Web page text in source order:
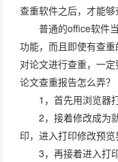
查重软件之后，才能够
普通的office软件
功能，而且即使有查
对论文进行查重，一
论文查重报告怎么弄？
1，首先用浏览器
2，接着修改成为
印，进入打印修改预览
3，再接着进入打